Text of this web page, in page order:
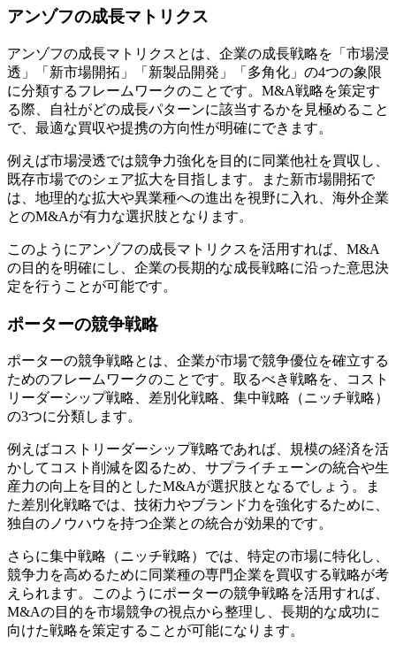
アンゾフの成長マトリクス
アンゾフの成長マトリクスとは、企業の成長戦略を「市場浸
透」「新市場開拓」「新製品開発」「多角化」の4つの象限
に分類するフレームワークのことです。M&A戦略を策定す
る際、自社がどの成長パターンに該当するかを見極めること
で、最適な買収や提携の方向性が明確にできます。
例えば市場浸透では競争力強化を目的に同業他社を買収し、
既存市場でのシェア拡大を目指します。また新市場開拓で
は、地理的な拡大や異業種への進出を視野に入れ、海外企業
とのM&Aが有力な選択肢となります。
このようにアンゾフの成長マトリクスを活用すれば、M&A
の目的を明確にし、企業の長期的な成長戦略に沿った意思決
定を行うことが可能です。
ポーターの競争戦略
ポーターの競争戦略とは、企業が市場で競争優位を確立する
ためのフレームワークのことです。取るべき戦略を、コスト
リーダーシップ戦略、差別化戦略、集中戦略（ニッチ戦略）
の3つに分類します。
例えばコストリーダーシップ戦略であれば、規模の経済を活
かしてコスト削減を図るため、サプライチェーンの統合や生
産力の向上を目的としたM&Aが選択肢となるでしょう。ま
た差別化戦略では、技術力やブランド力を強化するために、
独自のノウハウを持つ企業との統合が効果的です。
さらに集中戦略（ニッチ戦略）では、特定の市場に特化し、
競争力を高めるために同業種の専門企業を買収する戦略が考
えられます。このようにポーターの競争戦略を活用すれば、
M&Aの目的を市場競争の視点から整理し、長期的な成功に
向けた戦略を策定することが可能になります。